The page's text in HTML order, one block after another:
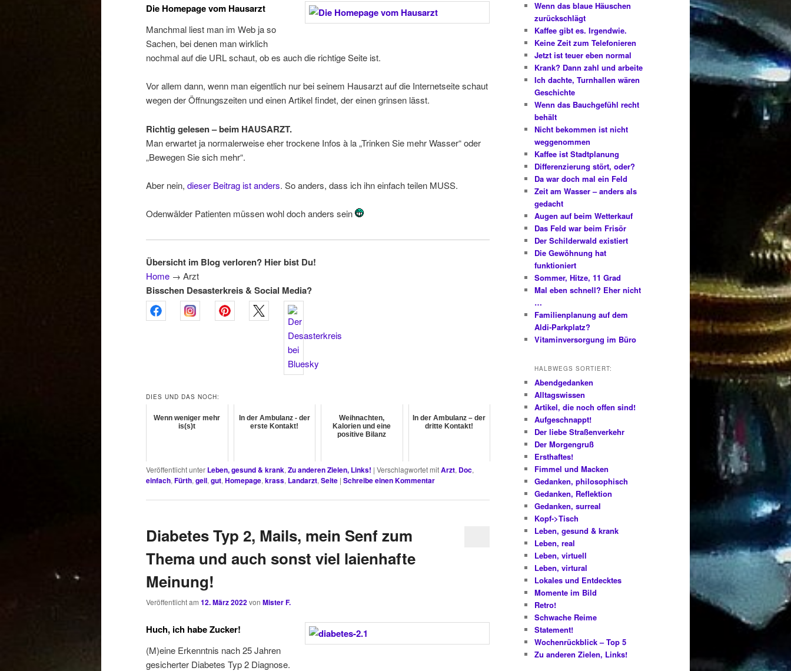
Die Homepage vom Hausarzt
Manchmal liest man im Web ja so
Sachen, bei denen man wirklich
nochmal auf die URL schaut, ob es auch die richtige Seite ist.
Vor allem dann, wenn man eigentlich nur bei seinem Hausarzt auf die Internetseite schaut
wegen der Öffnungszeiten und einen Artikel findet, der einen grinsen lässt.
Richtig gelesen – beim HAUSARZT.
Man erwartet ja normalerweise eher trockene Infos à la „Trinken Sie mehr Wasser“ oder
„Bewegen Sie sich mehr“.
Aber nein, dieser Beitrag ist anders. So anders, dass ich ihn einfach teilen MUSS.
Odenwälder Patienten müssen wohl doch anders sein
Übersicht im Blog verloren? Hier bist Du!
Home → Arzt
Bisschen Desasterkreis & Social Media?
DIES UND DAS NOCH:
Wenn weniger mehr
is(s)t
In der Ambulanz - der
erste Kontakt!
Weihnachten,
Kalorien und eine
positive Bilanz
In der Ambulanz – der
dritte Kontakt!
Veröffentlicht unter Leben, gesund & krank, Zu anderen Zielen, Links! | Verschlagwortet mitArzt, Doc,
einfach, Fürth, geil, gut, Homepage, krass, Landarzt, Seite | Schreibe einen Kommentar
Diabetes Typ 2, Mails, mein Senf zum
Thema und auch sonst viel laienhafte
Meinung!
Veröffentlicht am 12. März 2022von Mister F.
Huch, ich habe Zucker!
(M)eine Erkenntnis nach 25 Jahren
gesicherter Diabetes Typ 2 Diagnose.
Wenn das blaue Häuschen
zurückschlägt
Kaffee gibt es. Irgendwie.
Keine Zeit zum Telefonieren
Jetzt ist teuer eben normal
Krank? Dann zahl und arbeite
Ich dachte, Turnhallen wären
Geschichte
Wenn das Bauchgefühl recht
behält
Nicht bekommen ist nicht
weggenommen
Kaffee ist Stadtplanung
Differenzierung stört, oder?
Da war doch mal ein Feld
Zeit am Wasser – anders als
gedacht
Augen auf beim Wetterkauf
Das Feld war beim Frisör
Der Schilderwald existiert
Die Gewöhnung hat
funktioniert
Sommer, Hitze, 11 Grad
Mal eben schnell? Eher nicht
…
Familienplanung auf dem
Aldi-Parkplatz?
Vitaminversorgung im Büro
HALBWEGS SORTIERT:
Abendgedanken
Alltagswissen
Artikel, die noch offen sind!
Aufgeschnappt!
Der liebe Straßenverkehr
Der Morgengruß
Ersthaftes!
Fimmel und Macken
Gedanken, philosophisch
Gedanken, Reflektion
Gedanken, surreal
Kopf->Tisch
Leben, gesund & krank
Leben, real
Leben, virtuell
Leben, virtural
Lokales und Entdecktes
Momente im Bild
Retro!
Schwache Reime
Statement!
Wochenrückblick – Top 5
Zu anderen Zielen, Links!